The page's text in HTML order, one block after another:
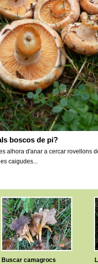
boscos de pi?
alhora d'anar a cercar rovellons
caigudes...
Buscar camagrocs